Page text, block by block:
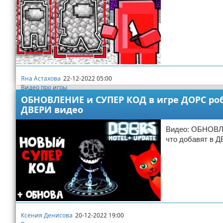
Яна Астахова 22-12-2022 05:00
Видео про игры
ОБНОВЛЕНИЕ и СУПЕР КОД в игре ДОРС
ДВЕРИ видео
Видео:
что добавят в
Ксения Денисова 20-12-2022 19:00